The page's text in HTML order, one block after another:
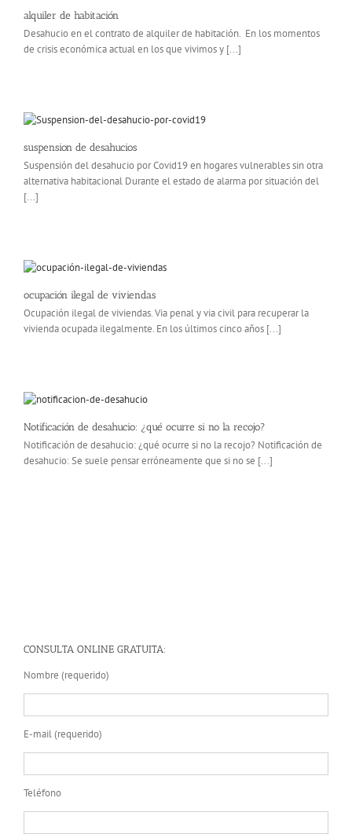
alquiler de habitación
Desahucio en el contrato de alquiler de habitación. En los momentos
de crisis económica actual en los que vivimos y [...]
suspension de desahucios
Suspensión del desahucio por Covid19 en hogares vulnerables sin otra
alternativa habitacional Durante el estado de alarma por situación del
[...]
ocupación ilegal de viviendas
Ocupación ilegal de viviendas. Via penal y via civil para recuperar la
vivienda ocupada ilegalmente. En los últimos cinco años [...]
Notificación de desahucio: ¿qué ocurre si no la recojo?
Notificación de desahucio: ¿qué ocurre si no la recojo? Notificación de
desahucio: Se suele pensar erróneamente que si no se [...]
CONSULTA ONLINE GRATUITA:
Nombre (requerido)
E-mail (requerido)
Teléfono